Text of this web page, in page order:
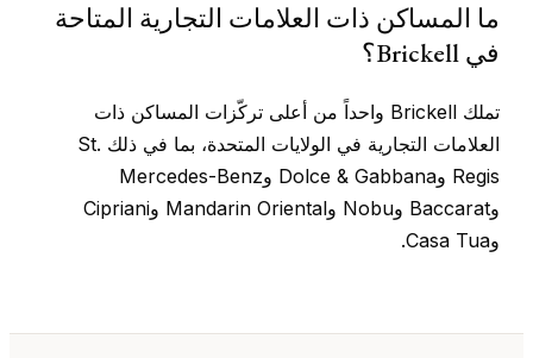
ما المساكن ذات العلامات التجارية المتاحة
في Brickell؟
تملك Brickell واحداً من أعلى تركّزات المساكن ذات
العلامات التجارية في الولايات المتحدة، بما في ذلك St.
Regis وDolce & Gabbana وMercedes-Benz
وBaccarat وNobu وMandarin Oriental وCipriani
وCasa Tua.